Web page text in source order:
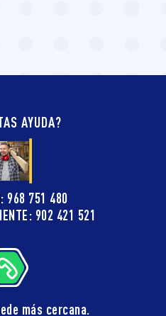
AYUDA?
968 751 480
902 421 521
más cercana.